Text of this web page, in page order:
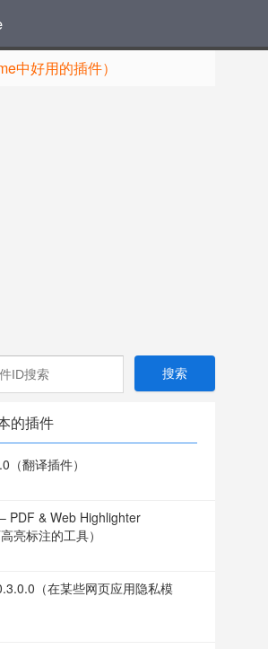
中好用的插件）
的插件
（翻译插件）
PDF & Web Highlighter
亮标注的工具）
（在某些网页应用隐私模